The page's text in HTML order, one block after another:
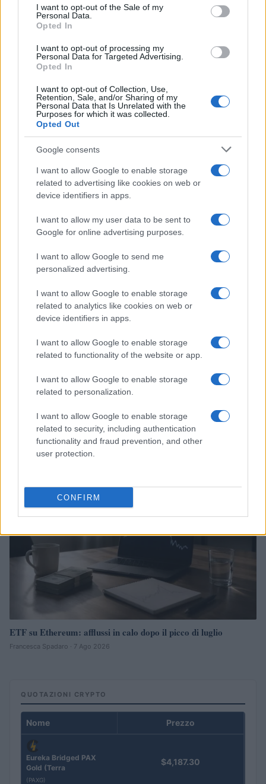
consent section.
I want to opt-out of the Sale of my
Personal Data.
Opted In
I want to opt-out of processing my
Personal Data for Targeted Advertising.
Opted In
I want to opt-out of Collection, Use,
Retention, Sale, and/or Sharing of my
Personal Data that Is Unrelated with the
Purposes for which it was collected.
Opted Out
Google consents
I want to allow Google to enable storage
related to advertising like cookies on web or
device identifiers in apps.
I want to allow my user data to be sent to
Google for online advertising purposes.
I want to allow Google to send me
personalized advertising.
I want to allow Google to enable storage
related to analytics like cookies on web or
device identifiers in apps.
I want to allow Google to enable storage
related to functionality of the website or app.
I want to allow Google to enable storage
related to personalization.
I want to allow Google to enable storage
related to security, including authentication
functionality and fraud prevention, and other
user protection.
CONFIRM
Scoperte 80 GB di RAM nascosti nelle vecchie GPU NVIDIA
Edoardo Vitali · 9 Ago 2026
XRP Ledger, Bitcoin e le sanzioni USA: gli sviluppi chiave del 8
agosto 2026
Niccolò Conforti · 8 Ago 2026
ETF su Ethereum: afflussi in calo dopo il picco di luglio
Francesca Spadaro · 7 Ago 2026
QUOTAZIONI CRYPTO
Nome Prezzo
Eureka Bridged PAX
Gold (Terra
(PAXG)
$4,187.30